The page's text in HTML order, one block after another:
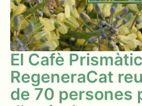
El Cafè
RegeneraCat
de 70 persones